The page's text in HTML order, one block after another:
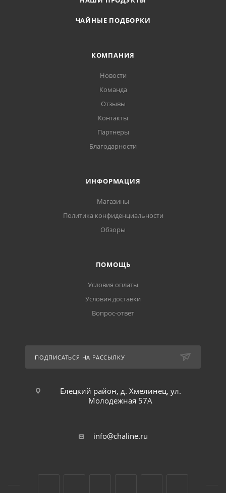
ЧАЙНЫЕ ПОДБОРКИ
КОМПАНИЯ
Новости
Команда
Отзывы
Контакты
Партнеры
Благодарности
ИНФОРМАЦИЯ
Магазины
Политика конфиденциальности
Обзоры
ПОМОЩЬ
Условия оплаты
Условия доставки
Вопрос-ответ
ПОДПИСАТЬСЯ НА РАССЫЛКУ
Елецкий район, д. Хмелинец, ул.
Молодежная 57А
info@chaline.ru